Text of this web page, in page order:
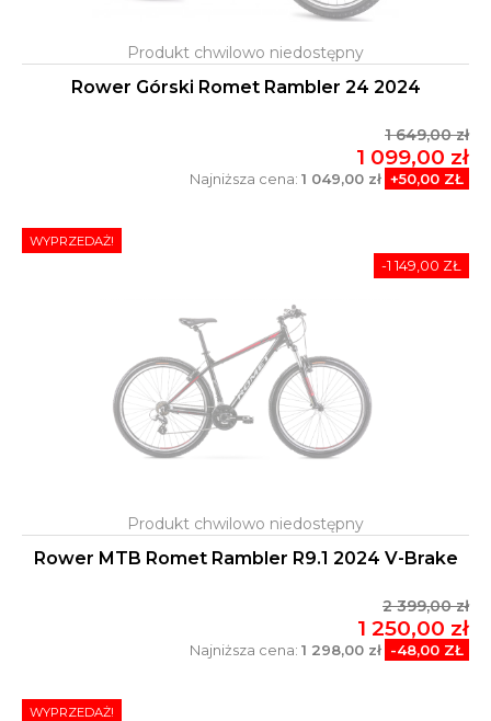
Rower Górski Romet Rambler 24 2024
1 649,00 zł
1 099,00 zł
Najniższa cena: 1 049,00 zł +50,00 ZŁ
Rower MTB Romet Rambler R9.1 2024 V-Brake
2 399,00 zł
1 250,00 zł
Najniższa cena: 1 298,00 zł -48,00 ZŁ
WYPRZEDAŻ!
-1 149,00 ZŁ
WYPRZEDAŻ!